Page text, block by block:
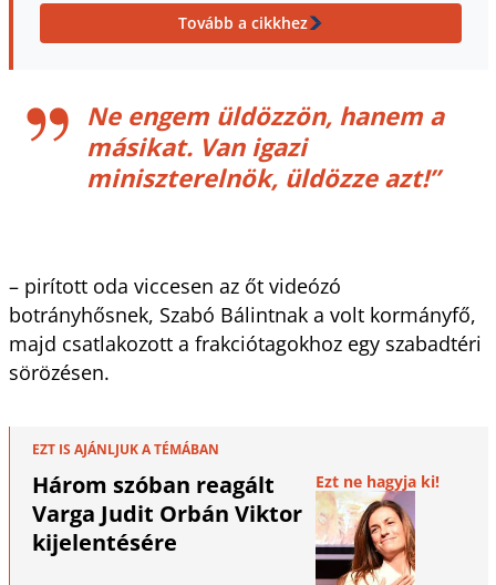
Tovább a cikkhez
Ne engem üldözzön, hanem a
másikat. Van igazi
miniszterelnök, üldözze azt!”
– pirított oda viccesen az őt videózó
botrányhősnek, Szabó Bálintnak a volt kormányfő,
majd csatlakozott a frakciótagokhoz egy szabadtéri
sörözésen.
EZT IS AJÁNLJUK A TÉMÁBAN
Három szóban reagált
Varga Judit Orbán Viktor
kijelentésére
Ezt ne hagyja ki!